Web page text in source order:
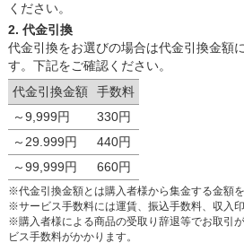
ください。
2. 代金引換
代金引換をお選びの場合は代金引換金額
す。下記をご確認ください。
代金引換金額
手数料
～9,999円
330円
～29.999円
440円
～99,999円
660円
※代金引換金額とは購入者様から集金する金額を
※サービス手数料には運賃、振込手数料、収入
※購入者様による商品の受取り辞退等でお取引
ビス手数料がかかります。